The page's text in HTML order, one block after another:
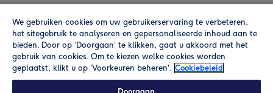
Alle prijzen zijn inclusief btw en andere heffingen. Lees de
We gebruiken cookies om uw gebruikerservaring te verbeteren,
het sitegebruik te analyseren en gepersonaliseerde inhoud aan te
bieden. Door op ‘Doorgaan’ te klikken, gaat u akkoord met het
gebruik van cookies. Om te kiezen welke cookies worden
geplaatst, klikt u op 'Voorkeuren beheren'. Cookiebeleid